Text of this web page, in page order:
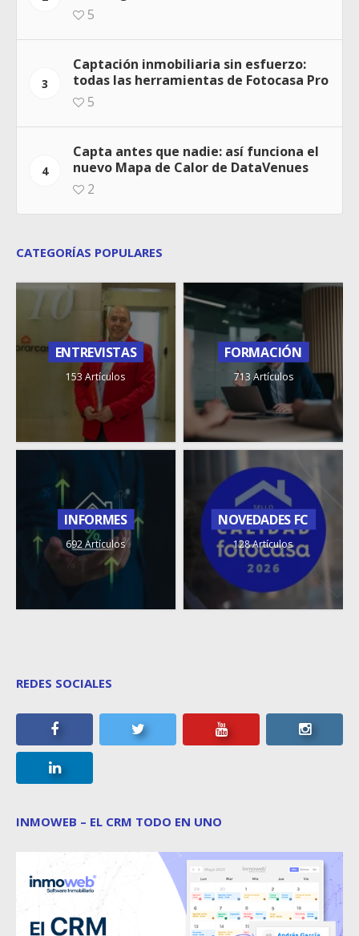
5
3
Captación inmobiliaria sin esfuerzo:
todas las herramientas de Fotocasa Pro
5
4
Capta antes que nadie: así funciona el
nuevo Mapa de Calor de DataVenues
2
CATEGORÍAS POPULARES
ENTREVISTAS
153 Artículos
FORMACIÓN
713 Artículos
INFORMES
692 Artículos
NOVEDADES FC
128 Artículos
REDES SOCIALES
INMOWEB – EL CRM TODO EN UNO